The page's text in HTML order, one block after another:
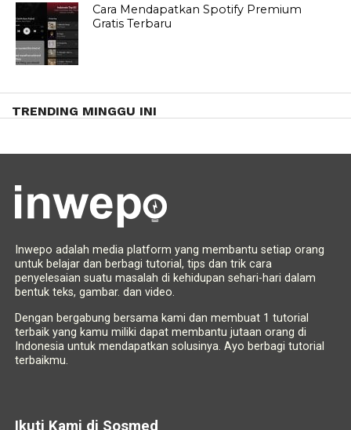
Cara Mendapatkan Spotify Premium
Gratis Terbaru
TRENDING MINGGU INI
Inwepo adalah media platform yang membantu setiap orang
untuk belajar dan berbagi tutorial, tips dan trik cara
penyelesaian suatu masalah di kehidupan sehari-hari dalam
bentuk teks, gambar. dan video.
Dengan bergabung bersama kami dan membuat 1 tutorial
terbaik yang kamu miliki dapat membantu jutaan orang di
Indonesia untuk mendapatkan solusinya. Ayo berbagi tutorial
terbaikmu.
Ikuti Kami di Sosmed